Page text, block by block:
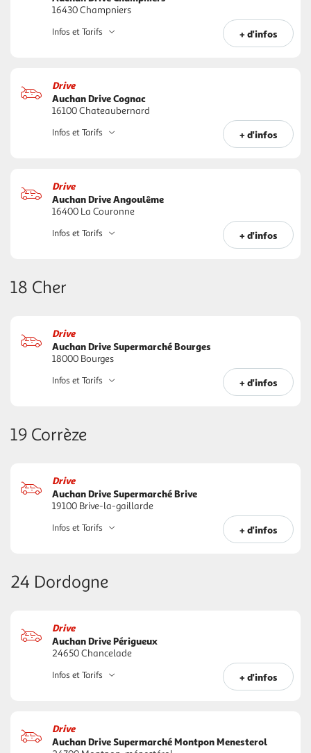
16430 Champniers
+ d'infos
Infos et Tarifs
Drive
Auchan Drive Cognac
16100 Chateaubernard
+ d'infos
Infos et Tarifs
Drive
Auchan Drive Angoulême
16400 La Couronne
+ d'infos
Infos et Tarifs
18 Cher
Drive
Auchan Drive Supermarché Bourges
18000 Bourges
+ d'infos
Infos et Tarifs
19 Corrèze
Drive
Auchan Drive Supermarché Brive
19100 Brive-la-gaillarde
+ d'infos
Infos et Tarifs
24 Dordogne
Drive
Auchan Drive Périgueux
24650 Chancelade
+ d'infos
Infos et Tarifs
Drive
Auchan Drive Supermarché Montpon Menesterol